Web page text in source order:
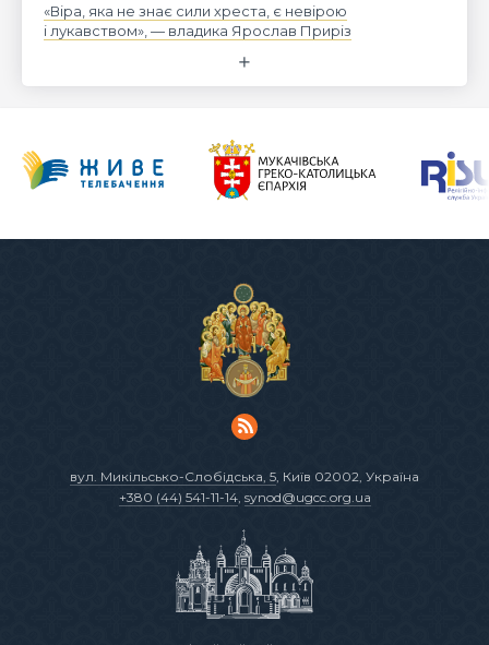
«Віра, яка не знає сили хреста, є невірою
і лукавством», — владика Ярослав Приріз
вул. Микільсько-Слобідська, 5, Київ 02002, Україна
+380 (44) 541-11-14, synod@ugcc.org.ua